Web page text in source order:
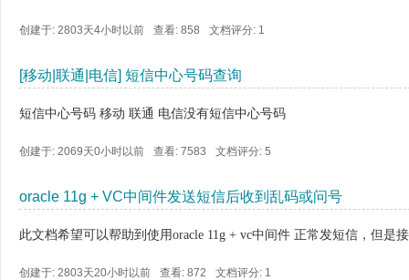
创建于: 2803天4小时以前 查看: 858 文档评分: 1
[移动|联通|电信] 短信中心号码查询
短信中心号码 移动 联通 电信没有短信中心号码
创建于: 2069天0小时以前 查看: 7583 文档评分: 5
oracle 11g + VC中间件发送短信后收到乱码或问号
此文档希望可以帮助到使用oracle 11g + vc中间件 正常发短信，但是
创建于: 2803天20小时以前 查看: 872 文档评分: 1